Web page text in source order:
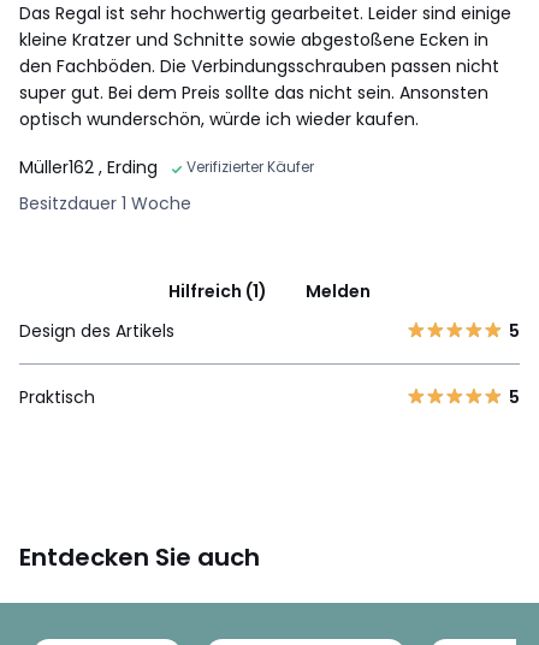
Das Regal ist sehr hochwertig gearbeitet. Leider sind einige
kleine Kratzer und Schnitte sowie abgestoßene Ecken in
den Fachböden. Die Verbindungsschrauben passen nicht
super gut. Bei dem Preis sollte das nicht sein. Ansonsten
optisch wunderschön, würde ich wieder kaufen.
Müller162 , Erding Verifizierter Käufer
Besitzdauer 1 Woche
Hilfreich (1)
Melden
Design des Artikels
5
Praktisch 5
Entdecken Sie auch